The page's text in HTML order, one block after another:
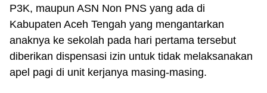
P3K, maupun ASN Non PNS yang ada di
Kabupaten Aceh Tengah yang mengantarkan
anaknya ke sekolah pada hari pertama tersebut
diberikan dispensasi izin untuk tidak melaksanakan
apel pagi di unit kerjanya masing-masing.